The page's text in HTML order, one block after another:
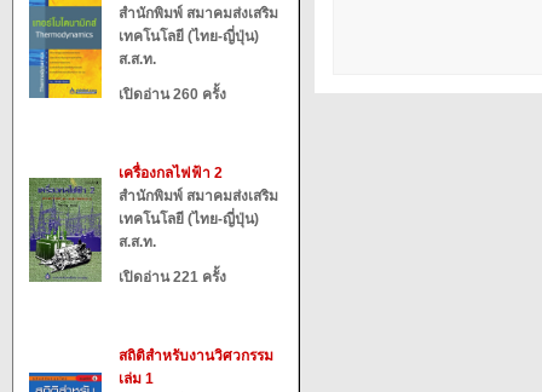
สำนักพิมพ์ สมาคมส่งเสริม
เทคโนโลยี (ไทย-ญี่ปุ่น)
ส.ส.ท.
เปิดอ่าน 260 ครั้ง
เครื่องกลไฟฟ้า 2
สำนักพิมพ์ สมาคมส่งเสริม
เทคโนโลยี (ไทย-ญี่ปุ่น)
ส.ส.ท.
เปิดอ่าน 221 ครั้ง
สถิติสำหรับงานวิศวกรรม
เล่ม 1